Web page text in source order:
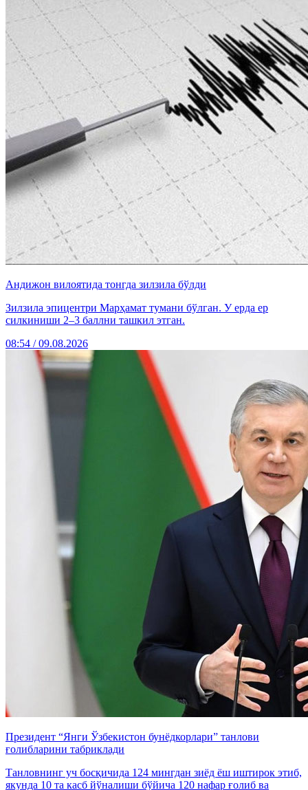
Андижон вилоятида тонгда зилзила бўлди
Зилзила эпицентри Марҳамат тумани бўлган. У ерда ер
силкиниши 2–3 баллни ташкил этган.
08:54 / 09.08.2026
Президент “Янги Ўзбекистон бунёдкорлари” танлови
ғолибларини табриклади
Танловнинг уч босқичида 124 мингдан зиёд ёш иштирок этиб,
якунда 10 та касб йўналиши бўйича 120 нафар ғолиб ва